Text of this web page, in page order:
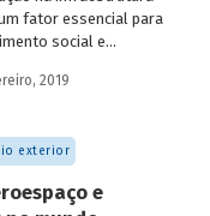
fator essencial para
social e
e do Centro-Oeste,
e produtos, assim
pessoas, são
de modais de
2019
exterior
e